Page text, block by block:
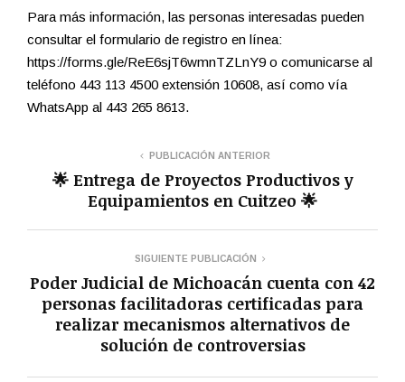
Para más información, las personas interesadas pueden
consultar el formulario de registro en línea:
https://forms.gle/ReE6sjT6wmnTZLnY9 o comunicarse al
teléfono 443 113 4500 extensión 10608, así como vía
WhatsApp al 443 265 8613.
PUBLICACIÓN ANTERIOR
🌟 Entrega de Proyectos Productivos y
Equipamientos en Cuitzeo 🌟
SIGUIENTE PUBLICACIÓN
Poder Judicial de Michoacán cuenta con 42
personas facilitadoras certificadas para
realizar mecanismos alternativos de
solución de controversias